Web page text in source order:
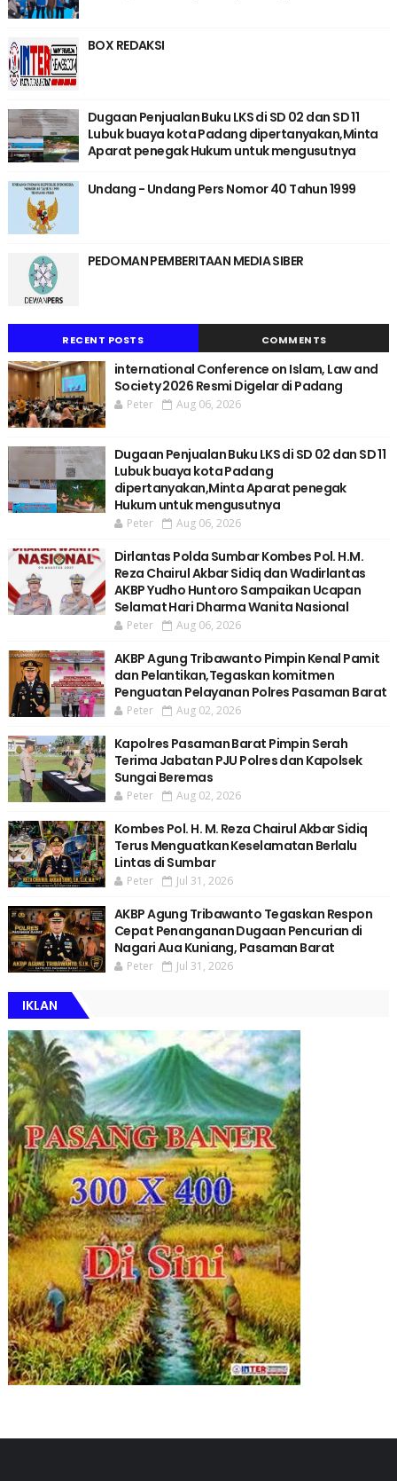
BOX REDAKSI
Dugaan Penjualan Buku LKS di SD 02 dan SD 11
Lubuk buaya kota Padang dipertanyakan,Minta
Aparat penegak Hukum untuk mengusutnya
Undang - Undang Pers Nomor 40 Tahun 1999
PEDOMAN PEMBERITAAN MEDIA SIBER
RECENT POSTS COMMENTS
international Conference on Islam, Law and
Society 2026 Resmi Digelar di Padang
Peter Aug 06, 2026
Dugaan Penjualan Buku LKS di SD 02 dan SD 11
Lubuk buaya kota Padang
dipertanyakan,Minta Aparat penegak
Hukum untuk mengusutnya
Peter Aug 06, 2026
Dirlantas Polda Sumbar Kombes Pol. H.M.
Reza Chairul Akbar Sidiq dan Wadirlantas
AKBP Yudho Huntoro Sampaikan Ucapan
Selamat Hari Dharma Wanita Nasional
Peter Aug 06, 2026
AKBP Agung Tribawanto Pimpin Kenal Pamit
dan Pelantikan,Tegaskan komitmen
Penguatan Pelayanan Polres Pasaman Barat
Peter Aug 02, 2026
Kapolres Pasaman Barat Pimpin Serah
Terima Jabatan PJU Polres dan Kapolsek
Sungai Beremas
Peter Aug 02, 2026
Kombes Pol. H. M. Reza Chairul Akbar Sidiq
Terus Menguatkan Keselamatan Berlalu
Lintas di Sumbar
Peter Jul 31, 2026
AKBP Agung Tribawanto Tegaskan Respon
Cepat Penanganan Dugaan Pencurian di
Nagari Aua Kuniang, Pasaman Barat
Peter Jul 31, 2026
IKLAN